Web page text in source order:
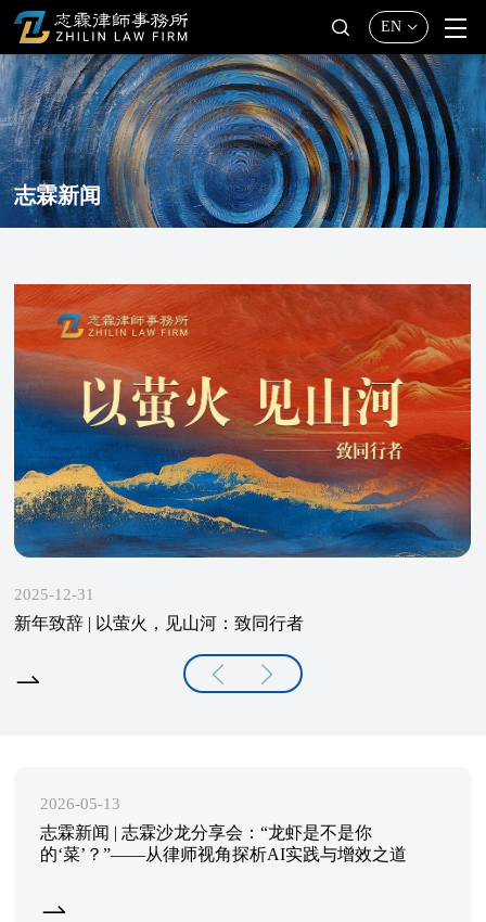
EN
志霖新闻
2025-12-31
新年致辞 | 以萤火，见山河：致同行者
2026-05-13
志霖新闻 | 志霖沙龙分享会：“龙虾是不是你
的‘菜’？”——从律师视角探析AI实践与增效之道